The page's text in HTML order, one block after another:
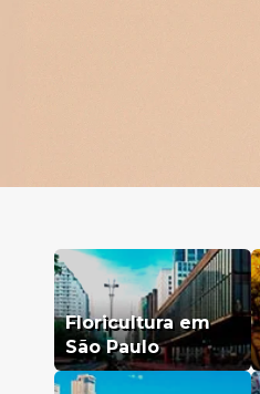
Floricultura em
São Paulo